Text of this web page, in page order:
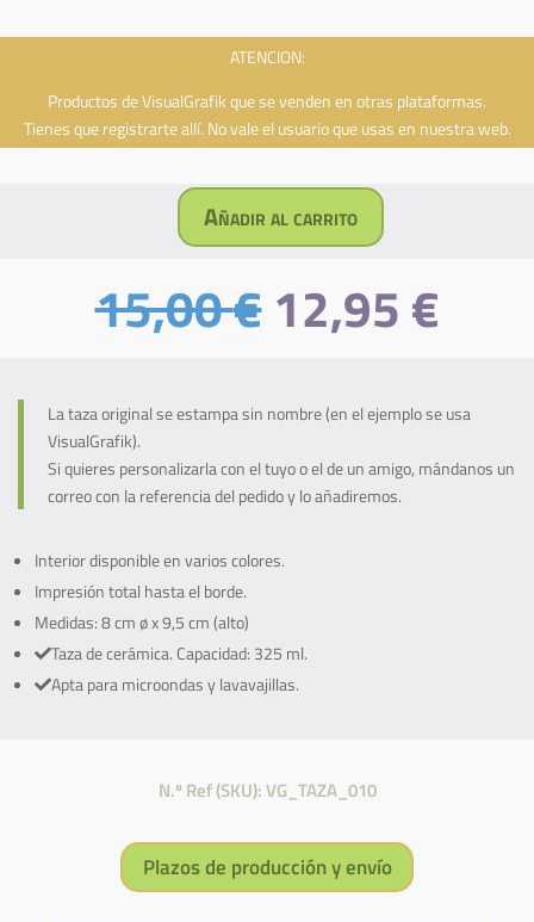
ATENCION:
Productos de VisualGrafik que se venden en otras plataformas.
Tienes que registrarte allí. No vale el usuario que usas en nuestra web.
Dragon
y
(Taza
cantidad
Añadir al carrito
15,00€El
precio
era:
15,00 €.
12,95€
La taza original se estampa sin nombre (en el ejemplo se usa
VisualGrafik).
Si quieres personalizarla con el tuyo o el de un amigo, mándanos un
correo con la referencia del pedido y lo añadiremos.
Interior disponible en varios colores.
Impresión total hasta el borde.
Medidas: 8 cm ø x 9,5 cm (alto)
Taza de cerámica. Capacidad: 325 ml.
Apta para microondas y lavavajillas.
N.º Ref (SKU): VG_TAZA_010
Plazos de producción y envío